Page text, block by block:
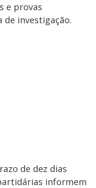
e provas
investigação.
de dez dias
informem